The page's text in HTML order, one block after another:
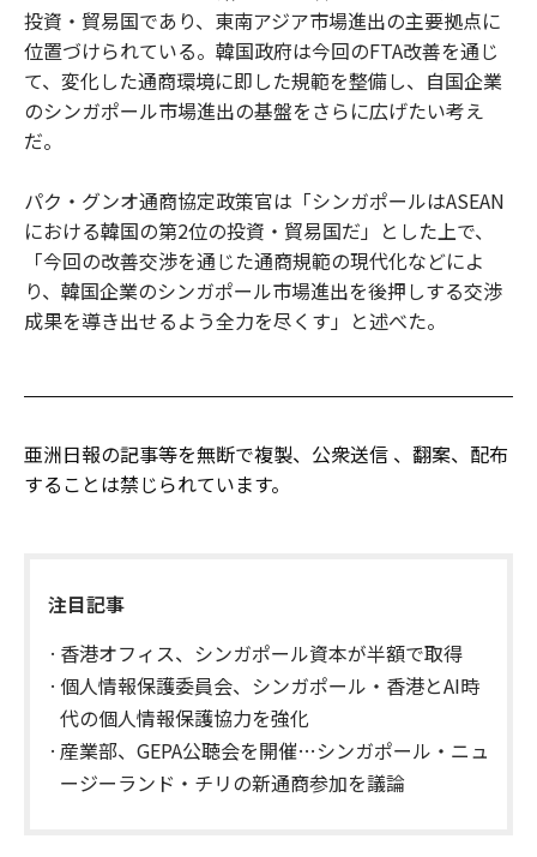
投資・貿易国であり、東南アジア市場進出の主要拠点に
位置づけられている。韓国政府は今回のFTA改善を通じ
て、変化した通商環境に即した規範を整備し、自国企業
のシンガポール市場進出の基盤をさらに広げたい考え
だ。
パク・グンオ通商協定政策官は「シンガポールはASEAN
における韓国の第2位の投資・貿易国だ」とした上で、
「今回の改善交渉を通じた通商規範の現代化などによ
り、韓国企業のシンガポール市場進出を後押しする交渉
成果を導き出せるよう全力を尽くす」と述べた。
亜洲日報の記事等を無断で複製、公衆送信 、翻案、配布
することは禁じられています。
注目記事
香港オフィス、シンガポール資本が半額で取得
個人情報保護委員会、シンガポール・香港とAI時
代の個人情報保護協力を強化
産業部、GEPA公聴会を開催…シンガポール・ニュ
ージーランド・チリの新通商参加を議論